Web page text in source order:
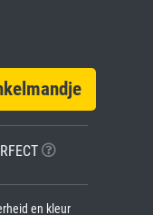
en kleur